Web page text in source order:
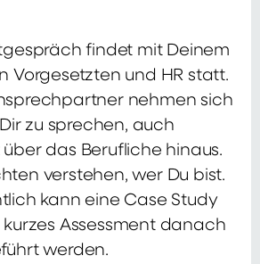
findet mit Deinem
Vorgesetzten und HR statt.
nehmen sich
zu sprechen, auch
das Berufliche hinaus.
verstehen, wer Du bist.
kann eine Case Study
Assessment danach
werden.